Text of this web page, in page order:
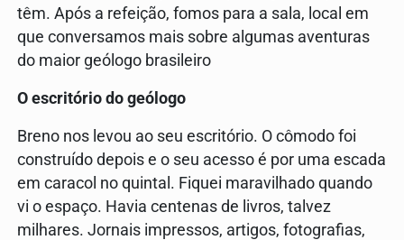
têm. Após a refeição, fomos para a sala, local em
que conversamos mais sobre algumas aventuras
do maior geólogo brasileiro
O escritório do geólogo
Breno nos levou ao seu escritório. O cômodo foi
construído depois e o seu acesso é por uma escada
em caracol no quintal. Fiquei maravilhado quando
vi o espaço. Havia centenas de livros, talvez
milhares. Jornais impressos, artigos, fotografias,